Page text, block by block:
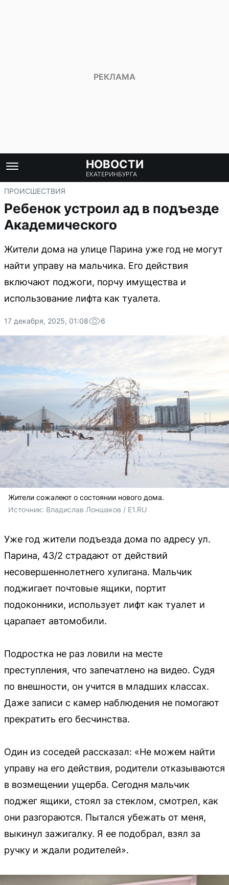
НОВОСТИ
ЕКАТЕРИНБУРГА
ПРОИСШЕСТВИЯ
Ребенок устроил ад в подъезде
Академического
Жители дома на улице Парина уже год не могут
найти управу на мальчика. Его действия
включают поджоги, порчу имущества и
использование лифта как туалета.
17 декабря, 2025, 01:08 6
Жители сожалеют о состоянии нового дома.
Источник: Владислав Лоншаков / E1.RU
Уже год жители подъезда дома по адресу ул.
Парина, 43/2 страдают от действий
несовершеннолетнего хулигана. Мальчик
поджигает почтовые ящики, портит
подоконники, использует лифт как туалет и
царапает автомобили.
Подростка не раз ловили на месте
преступления, что запечатлено на видео. Судя
по внешности, он учится в младших классах.
Даже записи с камер наблюдения не помогают
прекратить его бесчинства.
Один из соседей рассказал: «Не можем найти
управу на его действия, родители отказываются
в возмещении ущерба. Сегодня мальчик
поджег ящики, стоял за стеклом, смотрел, как
они разгораются. Пытался убежать от меня,
выкинул зажигалку. Я ее подобрал, взял за
ручку и ждали родителей».